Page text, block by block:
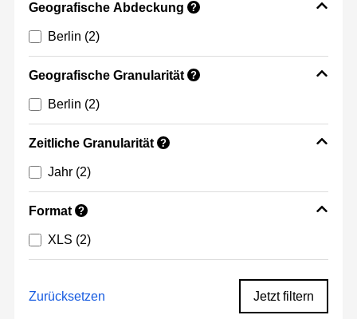
Geografische Abdeckung ?
Berlin (2)
Geografische Granularität ?
Berlin (2)
Zeitliche Granularität ?
Jahr (2)
Format ?
XLS (2)
Zurücksetzen Jetzt filtern